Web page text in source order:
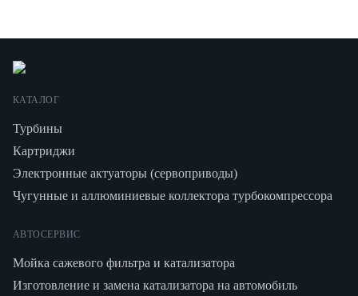
КАТАЛОГ
Турбины
Картриджи
Электронные актуаторы (сервоприводы)
Чугунные и аллюминиевые коллектора турбокомпрессора
АВТОСЕРВИС
Мойка сажевого фильтра и катализатора
Изготовление и замена катализатора на автомобиль